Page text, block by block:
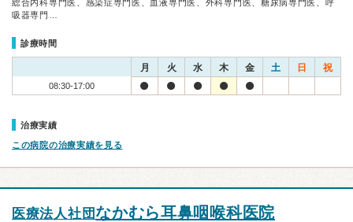
総合内科専門医、感染症専門医、血液専門医、外科専門医、糖尿病専門医、呼
吸器専門…
診療時間
月 火 水 木 金 土 日 祝
08:30-17:00
治療実績
この病院の治療実績を見る
医療法人社団なかむら耳鼻咽喉科医院